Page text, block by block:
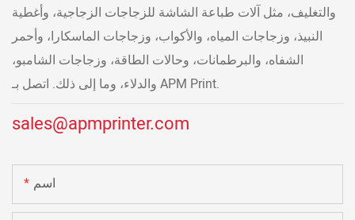
والتغليف، مثل آلات طباعة الشاشة للزجاجات الزجاجية، وأغطية
النبيذ، وزجاجات المياه، والأكواب، وزجاجات الماسكارا، وأحمر
الشفاه، والبرطمانات، وحالات الطاقة، وزجاجات الشامبو،
والدلاء، وما إلى ذلك. اتصل بـ APM Print.
sales@apmprinter.com
اسم